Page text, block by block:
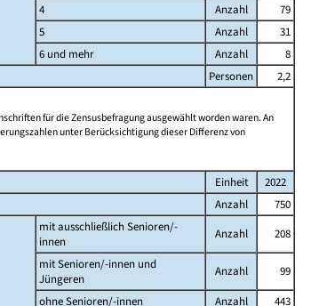
4
Anzahl
79
5
Anzahl
31
6 und mehr
Anzahl
8
Personen
2,2
für die Zensusbefragung ausgewählt worden waren. An
unter Berücksichtigung dieser Differenz von
Einheit
2022
Anzahl
750
mit ausschließlich Senioren/-
innen
Anzahl
208
mit Senioren/-innen und
Jüngeren
Anzahl
99
ohne Senioren/-innen
Anzahl
443